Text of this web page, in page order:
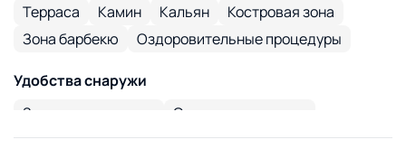
Терраса
Камин Кальян
Костровая зона
Зона барбекю
Оздоровительные процедуры
Удобства снаружи
Закрытая парковка
Открытая парковка
Банкетный зал на 20 мест
Бассейн Пруд